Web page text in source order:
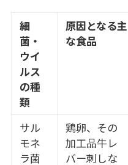
細
菌・
ウイ
ルス
の種
類
原因となる主
な食品
サル
モネ
ラ菌
鶏卵、その
加工品牛レ
バー刺しな